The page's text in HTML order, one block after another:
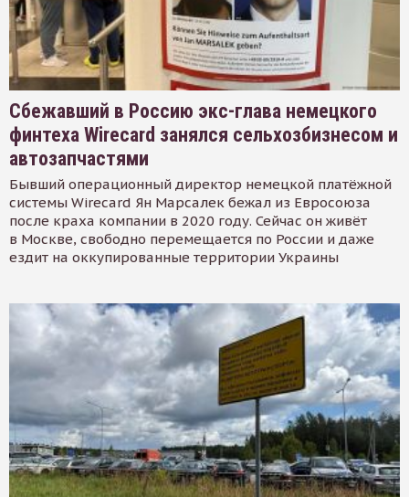
Сбежавший в Россию экс-глава немецкого
финтеха Wirecard занялся сельхозбизнесом и
автозапчастями
Бывший операционный директор немецкой платёжной
системы Wirecard Ян Марсалек бежал из Евросоюза
после краха компании в 2020 году. Сейчас он живёт
в Москве, свободно перемещается по России и даже
ездит на оккупированные территории Украины